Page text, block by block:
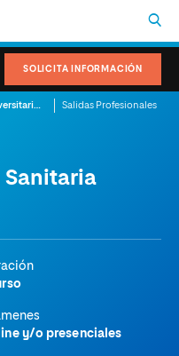
SOLICITA INFORMACIÓN
Máster Universitario en Dirección y Gestión Sanitaria Salidas Profesionales
Sanitaria
y/o presenciales